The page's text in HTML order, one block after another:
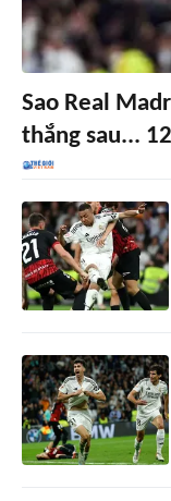
Sao Real
thắng sau...